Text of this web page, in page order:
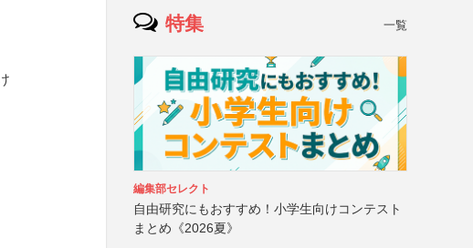
特集 一覧
編集部セレクト
自由研究にもおすすめ！小学生向けコンテスト
まとめ《2026夏》